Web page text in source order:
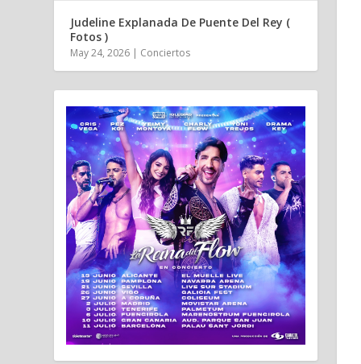
Judeline Explanada De Puente Del Rey (
Fotos )
May 24, 2026 | Conciertos